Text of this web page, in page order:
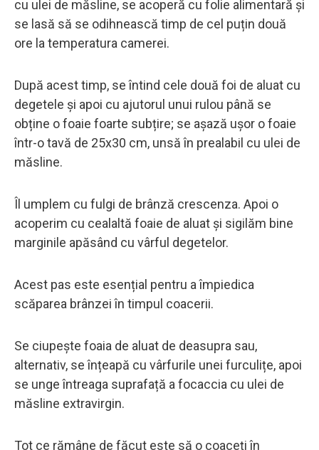
cu ulei de măsline, se acoperă cu folie alimentară și
se lasă să se odihnească timp de cel puțin două
ore la temperatura camerei.
După acest timp, se întind cele două foi de aluat cu
degetele și apoi cu ajutorul unui rulou până se
obține o foaie foarte subțire; se așază ușor o foaie
într-o tavă de 25x30 cm, unsă în prealabil cu ulei de
măsline.
Îl umplem cu fulgi de brânză crescenza. Apoi o
acoperim cu cealaltă foaie de aluat și sigilăm bine
marginile apăsând cu vârful degetelor.
Acest pas este esențial pentru a împiedica
scăparea brânzei în timpul coacerii.
Se ciupește foaia de aluat de deasupra sau,
alternativ, se înțeapă cu vârfurile unei furculițe, apoi
se unge întreaga suprafață a focaccia cu ulei de
măsline extravirgin.
Tot ce rămâne de făcut este să o coaceți în